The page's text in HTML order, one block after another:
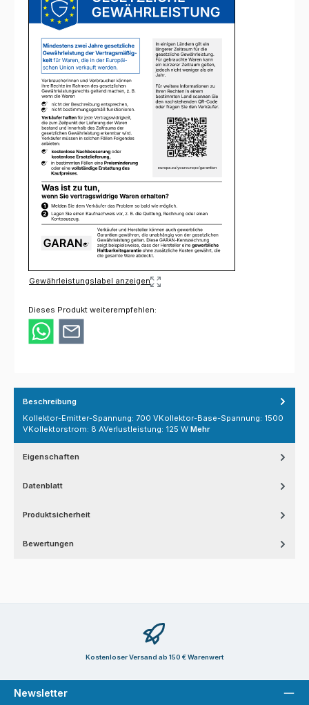
Gewährleistungslabel anzeigen
Dieses Produkt weiterempfehlen:
Beschreibung
Kollektor-Emitter-Spannung: 700 VKollektor-Base-Spannung: 1500
VKollektorstrom: 8 AVerlustleistung: 125 W Mehr
Eigenschaften
Datenblatt
Produktsicherheit
Bewertungen
Kostenloser Versand ab 150 € Warenwert
Newsletter